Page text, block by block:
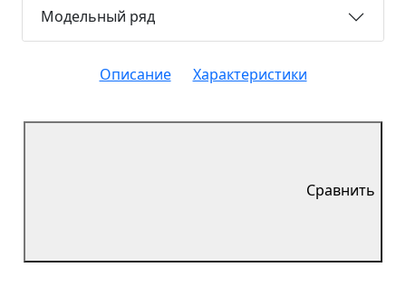
Модельный ряд
Описание Характеристики
Сравнить